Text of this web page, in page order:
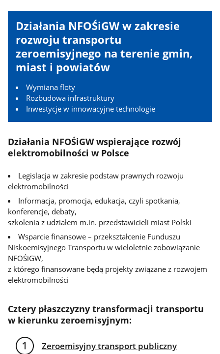
Działania NFOŚiGW w zakresie
rozwoju transportu
zeroemisyjnego na terenie gmin,
miast i powiatów
Wymiana floty
Rozbudowa infrastruktury
Inwestycje w innowacyjne technologie
Działania NFOŚiGW wspierające rozwój
elektromobilności w Polsce
Legislacja w zakresie podstaw prawnych rozwoju
elektromobilności
Informacja, promocja, edukacja, czyli spotkania,
konferencje, debaty,
szkolenia z udziałem m.in. przedstawicieli miast Polski
Wsparcie finansowe – przekształcenie Funduszu
Niskoemisyjnego Transportu w wieloletnie zobowiązanie
NFOŚiGW,
z którego finansowane będą projekty związane z rozwojem
elektromobilności
Cztery płaszczyzny transformacji transportu
w kierunku zeroemisyjnym:
Zeroemisyjny transport publiczny